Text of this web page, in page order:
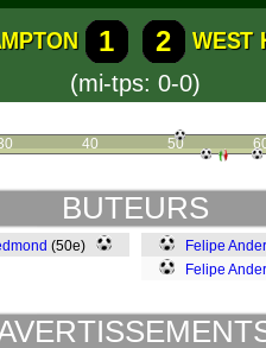
1 2
WEST
(mi-tps: 0-0)
40 50
BUTEURS
(50e)
Felipe
Felipe